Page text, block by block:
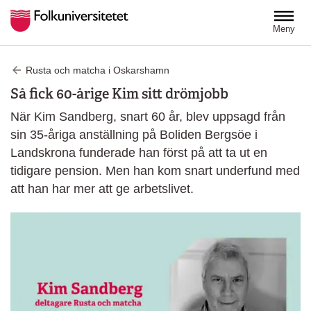
Meny
Rusta och matcha i Oskarshamn
Så fick 60-årige Kim sitt drömjobb
När Kim Sandberg, snart 60 år, blev uppsagd från
sin 35-åriga anställning på Boliden Bergsöe i
Landskrona funderade han först på att ta ut en
tidigare pension. Men han kom snart underfund med
att han har mer att ge arbetslivet.